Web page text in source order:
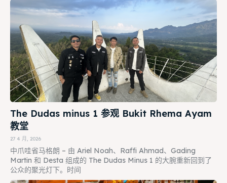
The Dudas minus 1 参观 Bukit Rhema Ayam
教堂
27 4 月, 2026
中爪哇省马格朗 – 由 Ariel Noah、Raffi Ahmad、Gading
Martin 和 Desta 组成的 The Dudas Minus 1 的大腕重新回到了
公众的聚光灯下。时间